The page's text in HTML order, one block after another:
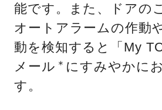
能です。また、ドアの
オートアラームの作動
動を検知すると「My
メール ＊ にすみやかに
す。